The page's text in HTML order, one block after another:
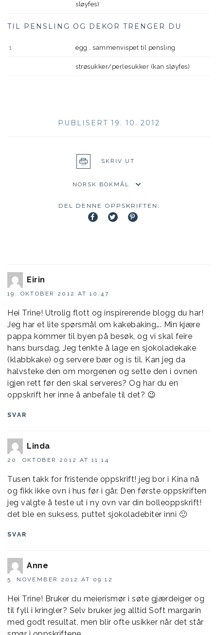
sløyfes)
TIL PENSLING OG DEKOR TRENGER DU
1 egg , sammenvispet til pensling
strøsukker/perlesukker (kan sløyfes)
PUBLISERT 19. 10. 2012
SKRIV UT
DEL DENNE OPPSKRIFTEN:
Eirin
19. OKTOBER 2012 AT 10:47
Hei Trine! Utrolig flott og inspirerende blogg du har!
Jeg har et lite spørsmål om kakebaking…. Min kjære
pappa kommer til byen på besøk, og vi skal feire
hans bursdag. Jeg tenkte å lage en sjokoladekake
(klabbkake) og servere bær og is til. Kan jeg da
halvsteke den om morgenen og sette den i ovnen
igjen rett før den skal serveres? Og har du en
oppskrift her inne å anbefale til det? 😉
SVAR
Linda
20. OKTOBER 2012 AT 11:14
Tusen takk for fristende oppskrift! jeg bor i Kina nå
og fikk ikke ovn i hus før i går. Den første oppskriften
jeg valgte å teste ut i ny ovn var din bolleoppskrift!
det ble en suksess, puttet sjokoladebiter inni 🙂
SVAR
Anne
5. NOVEMBER 2012 AT 09:12
Hei Trine! Bruker du meierismør i søte gjærdeiger og
til fyll i kringler? Selv bruker jeg alltid Soft margarin
med godt resultat, men blir ofte usikker når det står